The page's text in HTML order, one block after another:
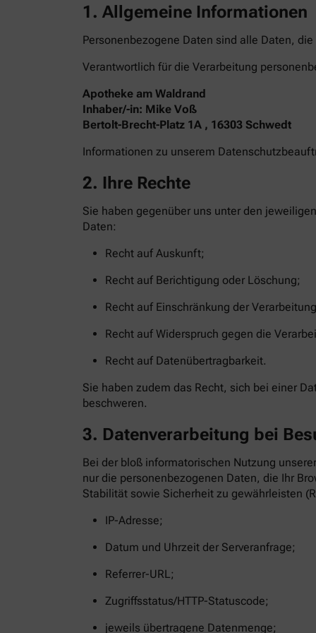
1. Allgemeine Informationen
Personenbezogene Daten sind alle Daten,
Verantwortlich für die Verarbeitung
Apotheke am Waldrand
Inhaber/-in: Mike Voß
Bertolt-Brecht-Platz 1A , 16303 Schwedt
Informationen zu unserem
2. Ihre Rechte
Sie haben gegenüber uns unter den
Daten:
Recht auf Auskunft;
Recht auf Berichtigung oder Löschung;
Recht auf Einschränkung der
Recht auf Widerspruch gegen die
Recht auf Datenübertragbarkeit.
Sie haben zudem das Recht, sich bei einer
beschweren.
3. Datenverarbeitung bei
Bei der bloß informatorischen Nutzung
nur die personenbezogenen Daten, die Ihr
Stabilität sowie Sicherheit zu gewährleisten
IP-Adresse;
Datum und Uhrzeit der Serveranfrage;
Referrer-URL;
Zugriffsstatus/HTTP-Statuscode;
jeweils übertragene Datenmenge;